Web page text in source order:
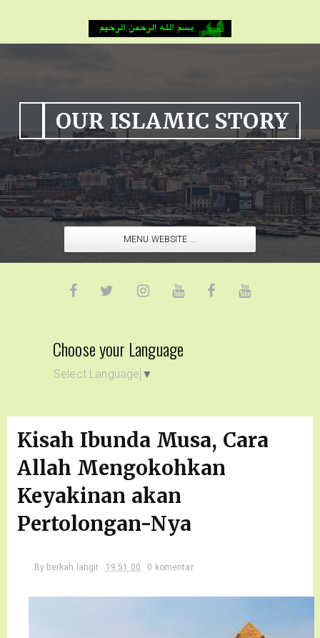
OUR ISLAMIC STORY
MENU WEBSITE ...
Choose your Language
Select Language ▼
Kisah Ibunda Musa, Cara
Allah Mengokohkan
Keyakinan akan
Pertolongan-Nya
By berkah langit 19.51.00 0 komentar